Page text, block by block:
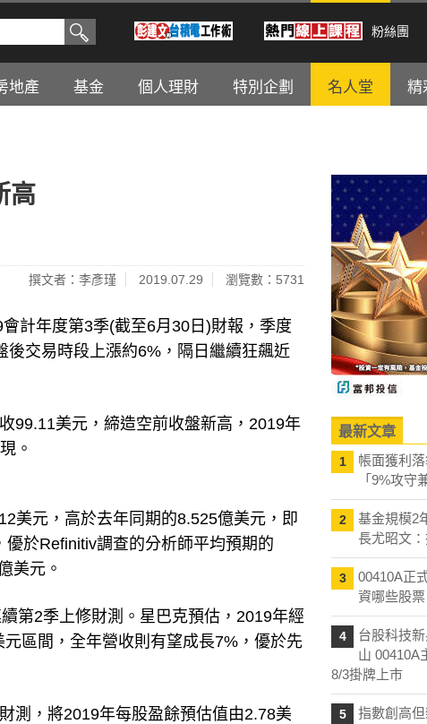
粉絲團
地產 基金 個人理財 特別企劃 名人堂 精
高
撰文者：李彥瑾 2019.07.29 瀏覽數：5731
計年度第3季(截至6月30日)財報，季度
交易時段上漲約6%，隔日繼續狂飆近
99.11美元，締造空前收盤新高，2019年
。
美元，高於去年同期的8.525億美元，即
於Refinitiv調查的分析師平均預期的
美元。
第2季上修財測。星巴克預估，2019年經
區間，全年營收則有望成長7%，優於先
測，將2019年每股盈餘預估值由2.78美
最新文章
1
帳面獲利
「9%攻守
2
基金規模2
長尤昭文
3
00410A正
資哪些股
4
台股科技
山 00410A
8/3掛牌上市
5
指數創高